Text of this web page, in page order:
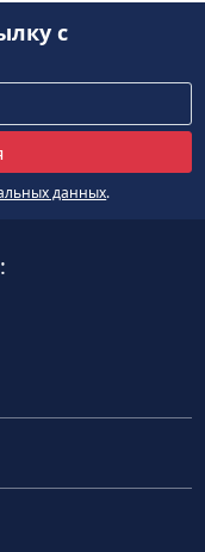
с
данных.